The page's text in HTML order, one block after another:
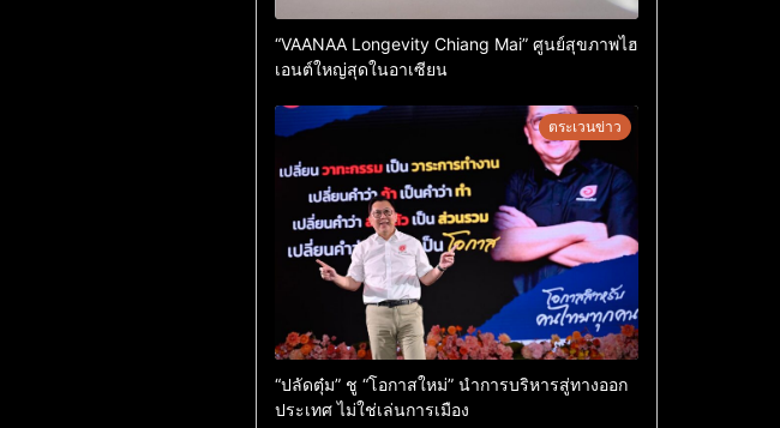
“VAANAA Longevity Chiang Mai” ศูนย์สุขภาพไฮ
เอนต์ใหญ่สุดในอาเซียน
ตระเวนข่าว
“ปลัดตุ๋ม” ชู “โอกาสใหม่” นำการบริหารสู่ทางออก
ประเทศ ไม่ใช่เล่นการเมือง